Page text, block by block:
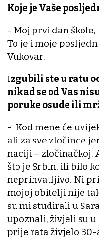
Koje je Vaše
- Moj prvi dan
To je i moje
Vukovar.
Izgubili ste u ratu
nikad se od Vas
poruke osude ili
- Kod mene će
ali za sve zločince
naciji – zločinačkoj.
što je Srbin, ili bilo
neprihvatljivo. Ni
mojoj obitelji nije
su mi studirali u
upoznali, živjeli su u
prije rata živjelo